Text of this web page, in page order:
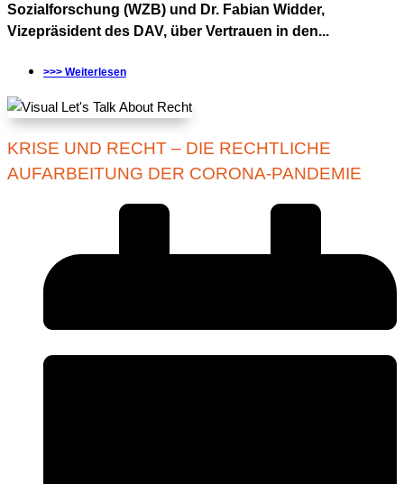
Sozialforschung (WZB) und Dr. Fabian Widder,
Vizepräsident des DAV, über Vertrauen in den...
>>> Weiterlesen
KRISE UND RECHT – DIE RECHTLICHE
AUFARBEITUNG DER CORONA-PANDEMIE